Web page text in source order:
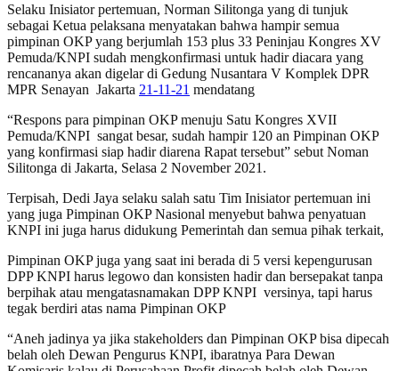
Selaku Inisiator pertemuan, Norman Silitonga yang di tunjuk
sebagai Ketua pelaksana menyatakan bahwa hampir semua
pimpinan OKP yang berjumlah 153 plus 33 Peninjau Kongres XV
Pemuda/KNPI sudah mengkonfirmasi untuk hadir diacara yang
rencananya akan digelar di Gedung Nusantara V Komplek DPR
MPR Senayan Jakarta 21-11-21 mendatang
“Respons para pimpinan OKP menuju Satu Kongres XVII
Pemuda/KNPI sangat besar, sudah hampir 120 an Pimpinan OKP
yang konfirmasi siap hadir diarena Rapat tersebut” sebut Noman
Silitonga di Jakarta, Selasa 2 November 2021.
Terpisah, Dedi Jaya selaku salah satu Tim Inisiator pertemuan ini
yang juga Pimpinan OKP Nasional menyebut bahwa penyatuan
KNPI ini juga harus didukung Pemerintah dan semua pihak terkait,
Pimpinan OKP juga yang saat ini berada di 5 versi kepengurusan
DPP KNPI harus legowo dan konsisten hadir dan bersepakat tanpa
berpihak atau mengatasnamakan DPP KNPI versinya, tapi harus
tegak berdiri atas nama Pimpinan OKP
“Aneh jadinya ya jika stakeholders dan Pimpinan OKP bisa dipecah
belah oleh Dewan Pengurus KNPI, ibaratnya Para Dewan